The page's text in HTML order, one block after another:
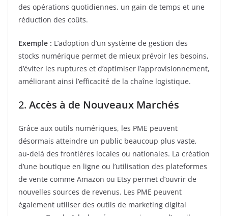
des opérations quotidiennes, un gain de temps et une
réduction des coûts.
Exemple : L’adoption d’un système de gestion des
stocks numérique permet de mieux prévoir les besoins,
d’éviter les ruptures et d’optimiser l’approvisionnement,
améliorant ainsi l’efficacité de la chaîne logistique.
2. Accès à de Nouveaux Marchés
Grâce aux outils numériques, les PME peuvent
désormais atteindre un public beaucoup plus vaste,
au-delà des frontières locales ou nationales. La création
d’une boutique en ligne ou l’utilisation des plateformes
de vente comme Amazon ou Etsy permet d’ouvrir de
nouvelles sources de revenus. Les PME peuvent
également utiliser des outils de marketing digital